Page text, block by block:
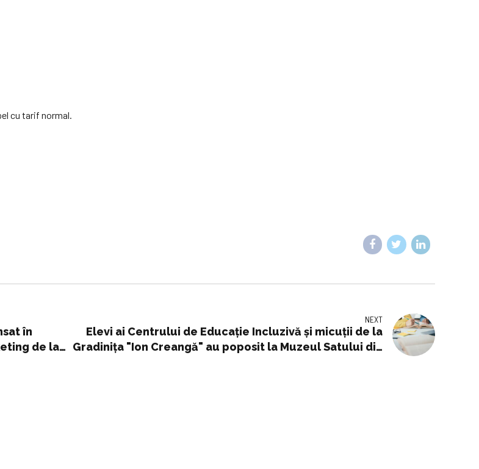
cu tarif normal.
în
de la
NEXT
Elevi ai Centrului de Educație Incluzivă și micuții de la
Gradinița "Ion Creangă" au poposit la Muzeul Satului din